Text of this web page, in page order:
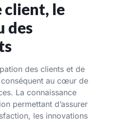
client, le
des
des clients et de
au cœur de
La connaissance
permettant d’assurer
les innovations